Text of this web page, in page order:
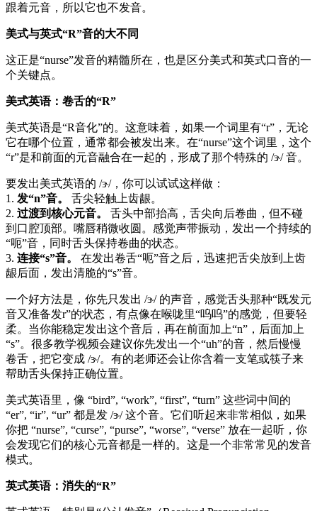
跟着元音，所以它也不发音。
美式与英式“R”音的大不同
这正是“nurse”发音的精髓所在，也是区分美式和英式口音的一
个关键点。
美式英语：卷舌的“R”
美式英语是“R音化”的。这意味着，如果一个词里有“r”，无论
它在哪个位置，通常都会被发出来。在“nurse”这个词里，这个
“r”是和前面的元音融合在一起的，形成了那个特殊的 /ɝ/ 音。
要发出美式英语的 /ɝ/，你可以试试这样做：
1. 发“n”音。
舌尖轻触上齿龈。
2. 过渡到核心元音。
舌头中部抬高，舌尖向后卷曲，但不碰
到口腔顶部。嘴唇稍微收圆。感觉声带振动，发出一个持续的
“呃”音，同时舌头保持卷曲的状态。
3. 连接“s”音。
在发出卷舌“呃”音之后，迅速把舌尖放到上齿
龈后面，发出清脆的“s”音。
一个好方法是，你先只发出 /ɝ/ 的声音，感觉舌头那种“既发元
音又准备发r”的状态，有点像在喉咙里“呜呜”的感觉，但要轻
柔。当你能稳定发出这个音后，再在前面加上“n”，后面加上
“s”。很多教学视频会建议你先发出一个“uh”的音，然后慢慢
卷舌，把它变成 /ɝ/。有的老师还会让你含着一支笔或筷子来
帮助舌头保持正确位置。
美式英语里，像 “bird”, “work”, “first”, “turn” 这些词中间的
“er”, “ir”, “ur” 都是发 /ɝ/ 这个音。它们听起来非常相似，如果
你把 “nurse”, “curse”, “purse”, “worse”, “verse” 放在一起听，你
会发现它们的核心元音都是一样的。这是一个非常常见的发音
模式。
英式英语：消失的“R”